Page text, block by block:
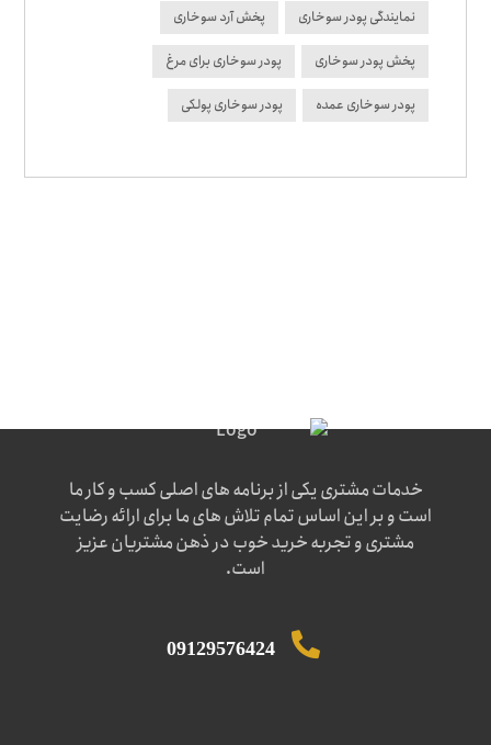
نمایندگی پودر سوخاری پخش آرد سوخاری
پخش پودر سوخاری پودر سوخاری برای مرغ
پودر سوخاری عمده پودر سوخاری پولکی
خدمات مشتری یکی از برنامه های اصلی کسب و کار ما
است و بر این اساس تمام تلاش های ما برای ارائه رضایت
مشتری و تجربه خرید خوب در ذهن مشتریان عزیز
است.
09129576424